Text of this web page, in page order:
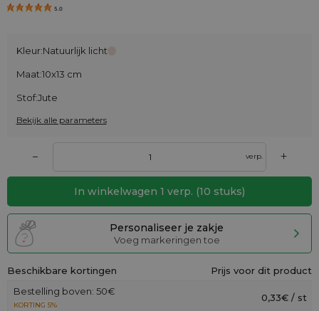
5.0
Kleur:Natuurlijk licht
Maat:10x13 cm
Stof:Jute
Bekijk alle parameters
– verp. +
In winkelwagen 1 verp. (10 stuks)
Personaliseer je zakje
Voeg markeringen toe
Beschikbare kortingen
Prijs voor dit product
Bestelling boven: 50€
KORTING 5%
0,33€ / st